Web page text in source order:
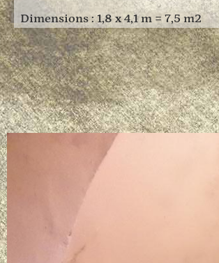
Dimensions : 1,8 x 4,1 m = 7,5 m2